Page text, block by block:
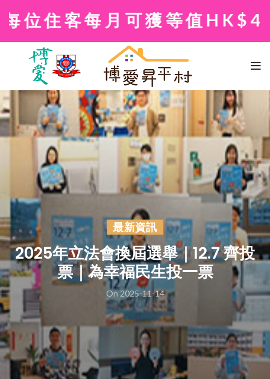
客每月可獲等值HK$400
最新資訊
2025年立法會換屆選舉｜12.7 齊投
票｜為幸福民生投一票
On 2025-11-14